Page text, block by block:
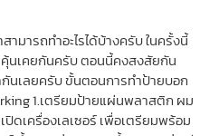
ามารถทำอะไรได้บ้างครับ ในครั้งนี้
นเคยกันครับ ตอนนี้คงสงสัยกัน
กันเลยครับ ขั้นตอนการทำป้ายบอก
1.เตรียมป้ายแผ่นพลาสติก ผม
ปิดเครื่องเลเซอร์ เพื่อเตรียมพร้อม